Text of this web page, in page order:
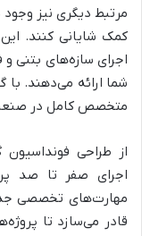
مرتبط دیگری نیز
کمک شایانی کنند.
اجرای سازه‌های بتنی
شما ارائه می‌دهند. با
متخصص کامل در
از طراحی
اجرای صفر تا صد
مهارت‌های تخصصی
قادر می‌سازد تا